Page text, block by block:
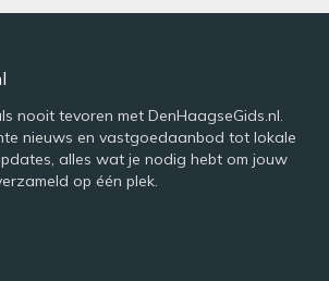
nooit tevoren met DenHaagseGids.nl.
nieuws en vastgoedaanbod tot lokale
alles wat je nodig hebt om jouw
op één plek.